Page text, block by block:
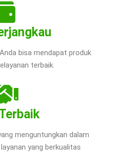
bisa mendapat produk
terbaik.
menguntungkan dalam
yang berkualitas